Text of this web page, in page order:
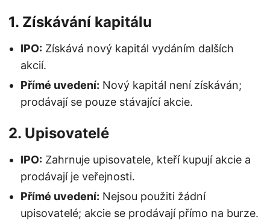
1. Získávání kapitálu
IPO: Získává nový kapitál vydáním dalších
akcií.
Přímé uvedení: Nový kapitál není získáván;
prodávají se pouze stávající akcie.
2. Upisovatelé
IPO: Zahrnuje upisovatele, kteří kupují akcie a
prodávají je veřejnosti.
Přímé uvedení: Nejsou použiti žádní
upisovatelé; akcie se prodávají přímo na burze.